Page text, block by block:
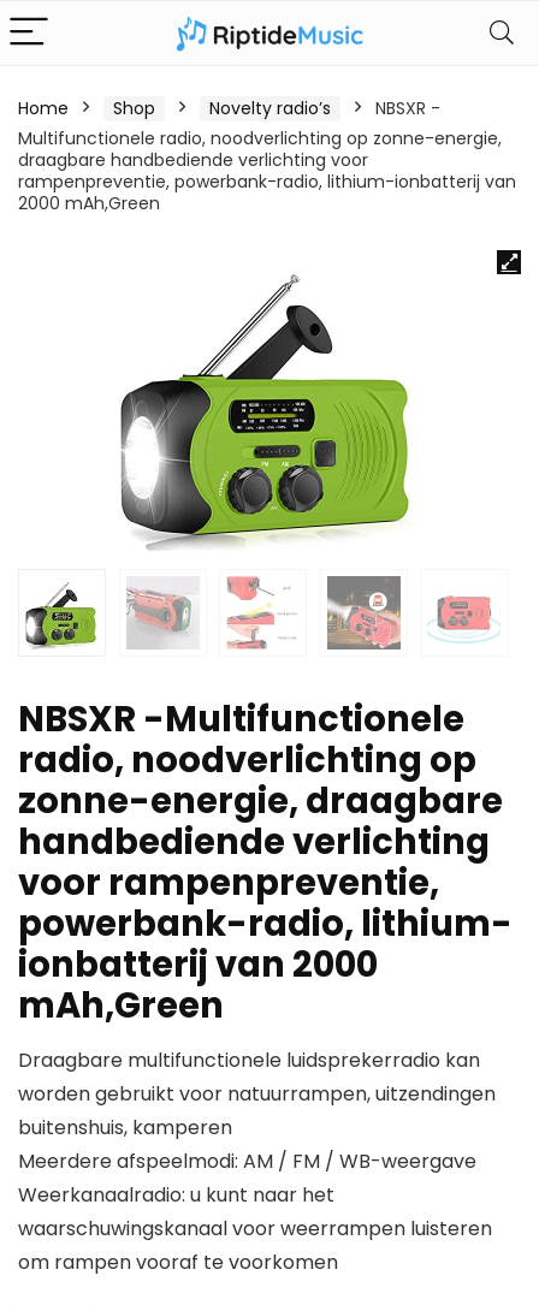
Home Shop Novelty radio’s
NBSXR -
Multifunctionele radio, noodverlichting op zonne-energie,
draagbare handbediende verlichting voor
rampenpreventie, powerbank-radio, lithium-ionbatterij van
2000 mAh,Green
NBSXR -Multifunctionele
radio, noodverlichting op
zonne-energie, draagbare
handbediende verlichting
voor rampenpreventie,
powerbank-radio, lithium-
ionbatterij van 2000
mAh,Green
Draagbare multifunctionele luidsprekerradio kan
worden gebruikt voor natuurrampen, uitzendingen
buitenshuis, kamperen
Meerdere afspeelmodi: AM / FM / WB-weergave
Weerkanaalradio: u kunt naar het
waarschuwingskanaal voor weerrampen luisteren
om rampen vooraf te voorkomen